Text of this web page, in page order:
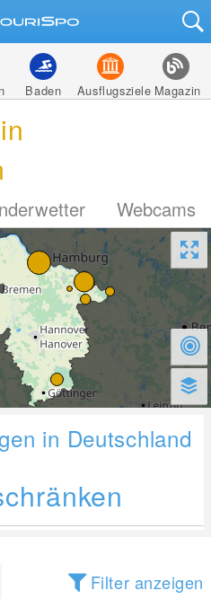
Baden Ausflugsziele Magazin
Webcams
in Deutschland
Filter anzeigen